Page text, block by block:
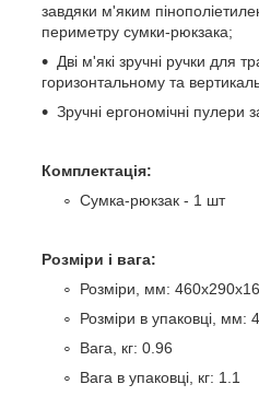
завдяки м'яким
периметру сумки-рюкзака;
Дві м'які зручні ручки для
горизонтальному та
Зручні ергономічні пулери
Комплектація:
Сумка-рюкзак - 1 шт
Розміри і вага:
Розміри, мм:
Розміри в упаковці, мм:
Вага, кг: 0.96
Вага в упаковці, кг: 1.1